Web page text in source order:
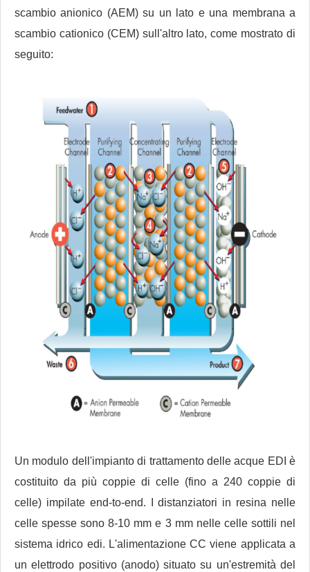
scambio anionico (AEM) su un lato e una membrana a
scambio cationico (CEM) sull'altro lato, come mostrato di
seguito:
Un modulo dell'impianto di trattamento delle acque EDI è
costituito da più coppie di celle (fino a 240 coppie di
celle) impilate end-to-end. I distanziatori in resina nelle
celle spesse sono 8-10 mm e 3 mm nelle celle sottili nel
sistema idrico edi. L'alimentazione CC viene applicata a
un elettrodo positivo (anodo) situato su un'estremità del